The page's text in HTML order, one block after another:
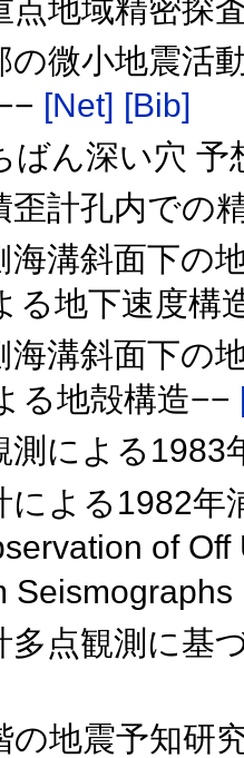
点地域精密探
の微小地震活
[Net] [Bib]
ばん深い穴
歪計孔内での
海溝斜面下の
る地下速度構
海溝斜面下の
る地殻構造−−
測による
による1982
of
Seismographs
多点観測に基
の地震予知研